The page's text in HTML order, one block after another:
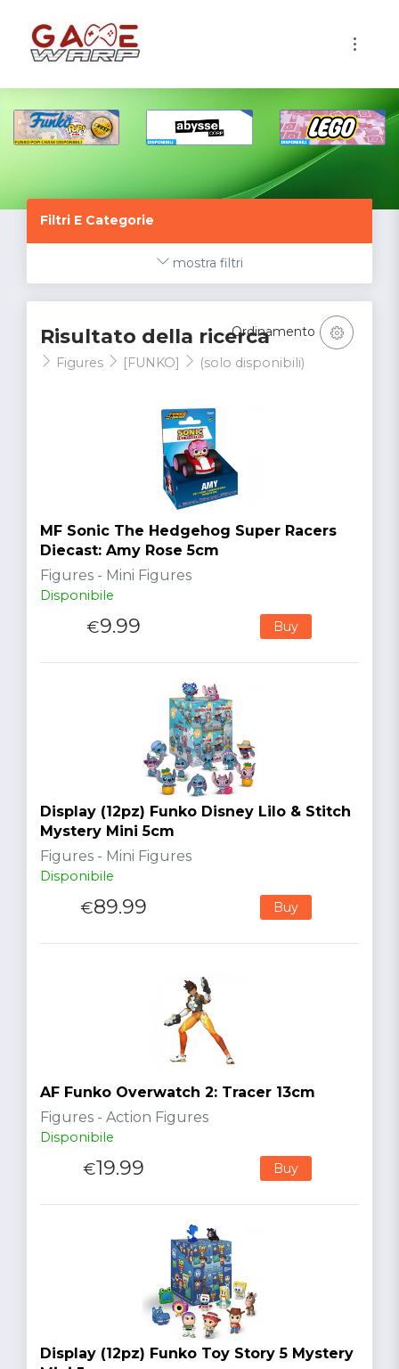
Filtri E Categorie
mostra filtri
Risultato della ricerca
Figures [FUNKO] (solo disponibili)
Ordinamento
MF Sonic The Hedgehog Super Racers
Diecast: Amy Rose 5cm
Figures - Mini Figures
Disponibile
€9.99 Buy
Display (12pz) Funko Disney Lilo & Stitch
Mystery Mini 5cm
Figures - Mini Figures
Disponibile
€89.99 Buy
AF Funko Overwatch 2: Tracer 13cm
Figures - Action Figures
Disponibile
€19.99 Buy
Display (12pz) Funko Toy Story 5 Mystery